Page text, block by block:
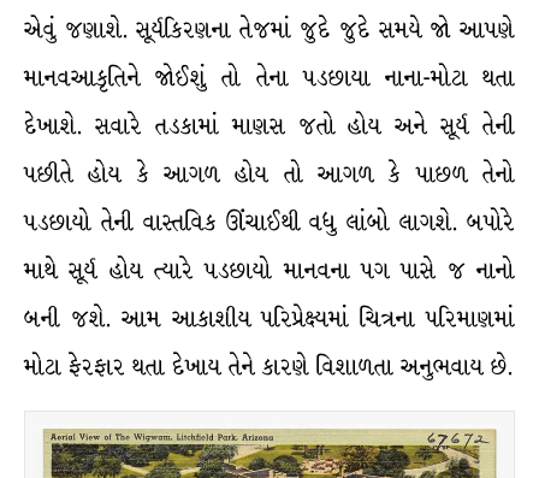
એવું જણાશે. સૂર્યકિરણના તેજમાં જુદે જુદે સમયે જો આપણે
માનવઆકૃતિને જોઈશું તો તેના પડછાયા નાના-મોટા થતા
દેખાશે. સવારે તડકામાં માણસ જતો હોય અને સૂર્ય તેની
પછીતે હોય કે આગળ હોય તો આગળ કે પાછળ તેનો
પડછાયો તેની વાસ્તવિક ઊંચાઈથી વધુ લાંબો લાગશે. બપોરે
માથે સૂર્ય હોય ત્યારે પડછાયો માનવના પગ પાસે જ નાનો
બની જશે. આમ આકાશીય પરિપ્રેક્ષ્યમાં ચિત્રના પરિમાણમાં
મોટા ફેરફાર થતા દેખાય તેને કારણે વિશાળતા અનુભવાય છે.